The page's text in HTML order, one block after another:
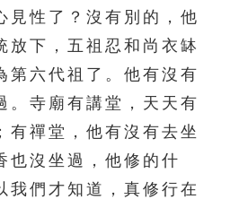
見性了？沒有別的，他
放下，五祖忍和尚衣缽
第六代祖了。他有沒有
。寺廟有講堂，天天有
有禪堂，他有沒有去坐
也沒坐過，他修的什
我們才知道，真修行在